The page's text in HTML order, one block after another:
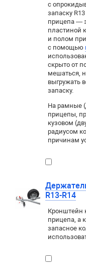
с
запаску
прицепа —
пластиной
и полом
с помощью
скрыто от
мешаться,
выгружать
запаску.
На рамные
прицепы,
кузовом
радиусом
причинам
R13-R14
Кронштейн
прицепа, а
запасное